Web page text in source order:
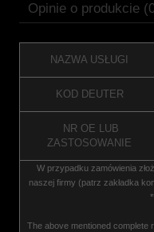
Opinie o produkcie
NAZWA USŁUGI
KOD DEUTER
NR OE LUB
ZASTOSOWANIE
W przypadku zamówienia
naszej firmy (patrz zakładka
The above mentioned complete